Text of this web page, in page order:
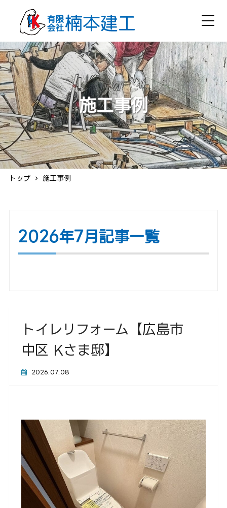
施工事例
トップ 施工事例
2026年7月記事一覧
トイレリフォーム【広島市
中区 Kさま邸】
2026.07.08